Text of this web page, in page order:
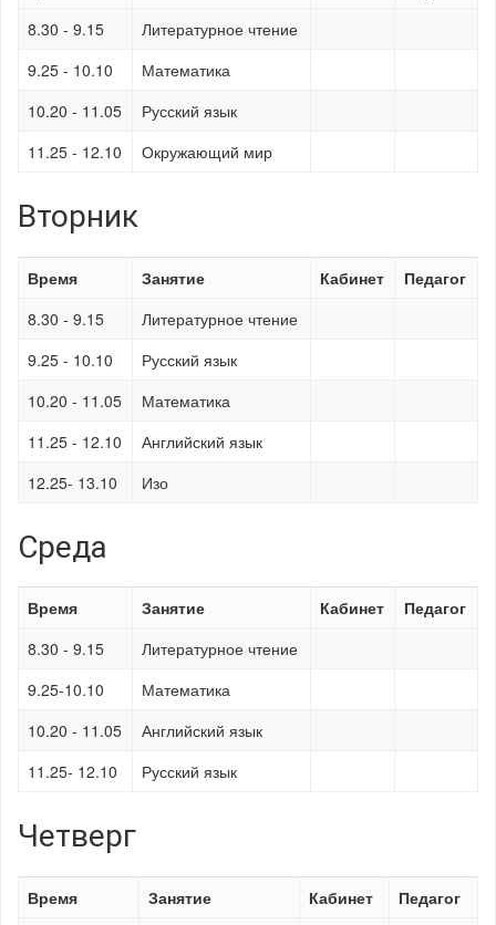
8.30 - 9.15
Литературное чтение
9.25 - 10.10
Математика
10.20 - 11.05
Русский язык
11.25 - 12.10
Окружающий мир
Вторник
Время Занятие Кабинет
Педагог
8.30 - 9.15
Литературное чтение
9.25 - 10.10
Русский язык
10.20 - 11.05
Математика
11.25 - 12.10
Английский язык
12.25- 13.10
Изо
Среда
Время Занятие Кабинет
Педагог
8.30 - 9.15
Литературное чтение
9.25-10.10
Математика
10.20 - 11.05
Английский язык
11.25- 12.10
Русский язык
Четверг
Время Занятие Кабинет Педагог